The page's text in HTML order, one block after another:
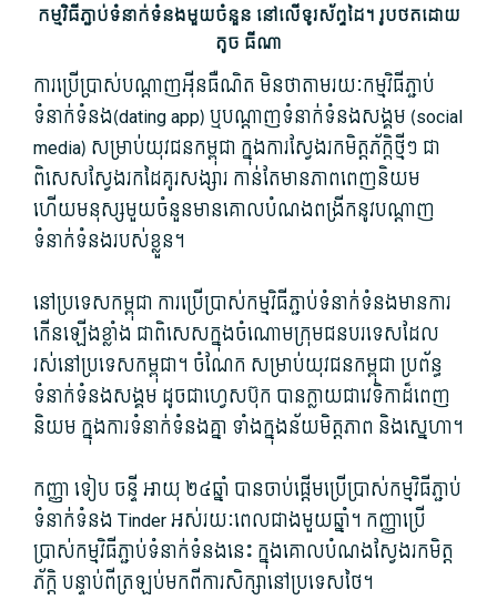
កម្មវិធី​ភ្ជាប់​ទំនាក់ទំនង​មួយ​ចំនួន​ នៅ​លើ​ទូរស័ព្ទ​ដៃ។ រូបថតដោយ
តូច ធីណា
ការប្រើប្រាស់​បណ្តាញ​អុីនធឺណិត មិនថា​តាមរយៈ​កម្មវិធី​ភ្ជាប់​
ទំនាក់ទំនង​(dating app​) ឬ​បណ្តាញ​ទំនាក់ទំនង​សង្គម (social
media​) សម្រាប់​យុវជន​កម្ពុជា ក្នុង​ការស្វែងរក​មិត្តភ័ក្ដិ​ថ្មីៗ​ ជា
ពិសេស​ស្វែងរក​ដៃ​គូរ​សង្សារ កាន់តែ​មាន​ភាព​ពេញ​និយម
ហើយ​មនុស្ស​មួយ​ចំនួន​មាន​គោលបំណង​ពង្រីក​នូវ​បណ្ដាញ​
ទំនាក់ទំនង​របស់​ខ្លួន។
នៅ​ប្រទេស​កម្ពុជា ការប្រើប្រាស់​កម្មវិធី​ភ្ជាប់​ទំនាក់ទំនង​មានការ​
កើនឡើង​ខ្លាំង ជាពិសេស​ក្នុងចំណោម​ក្រុម​ជនបរទេស​ដែល​
រស់នៅ​ប្រទេស​កម្ពុជា។ ចំណែក សម្រាប់​យុវជន​កម្ពុជា ប្រព័ន្ធ​
ទំនាក់ទំនង​សង្គម ដូចជា​ហ្វេសប៊ុក បាន​ក្លាយ​ជា​វេទិកា​ដ៏​ពេញ​
និយម ក្នុង​ការ​ទំនាក់ទំនង​គ្នា ទាំង​ក្នុង​ន័យ​មិត្តភាព និង​ស្នេហា។
កញ្ញា ទៀប ចន្ទី អាយុ ២៤ឆ្នាំ បាន​ចាប់ផ្តើម​ប្រើប្រាស់​កម្មវិធី​ភ្ជាប់​
ទំនាក់ទំនង Tinder អស់​រយៈពេល​ជាង​មួយ​ឆ្នាំ។ កញ្ញា​ប្រើ
ប្រាស់​កម្មវិធី​ភ្ជាប់​ទំនាក់ទំនង​នេះ ក្នុង​គោលបំណង​ស្វែងរក​មិត្ត
ភ័ក្តិ បន្ទាប់ពី​ត្រឡប់​មក​ពី​ការសិក្សា​នៅ​ប្រទេស​ថៃ។